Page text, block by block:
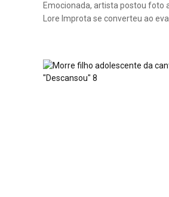
Emocionada, artista postou foto
Lore Improta se converteu ao